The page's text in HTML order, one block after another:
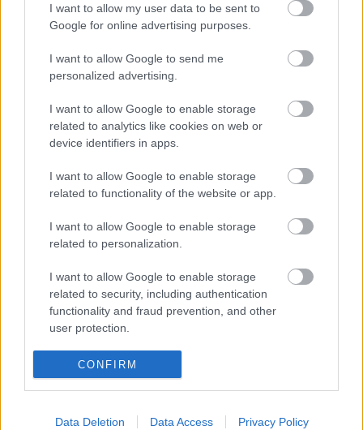
I want to allow my user data to be sent to
Google for online advertising purposes.
I want to allow Google to send me
personalized advertising.
I want to allow Google to enable storage
related to analytics like cookies on web or
device identifiers in apps.
I want to allow Google to enable storage
related to functionality of the website or app.
I want to allow Google to enable storage
related to personalization.
I want to allow Google to enable storage
related to security, including authentication
functionality and fraud prevention, and other
user protection.
CONFIRM
Data Deletion Data Access Privacy Policy
Ajánlott bejegyzések:
Lefelezik a Jóban Rosszban premier
epizódjainak számát
Szinkronhangok: Szeretünk, doki! (Doctor
Doctor)
Szünet nélkül folytatódik itthon két
premier széria
Több változás is lesz az egyik hazai